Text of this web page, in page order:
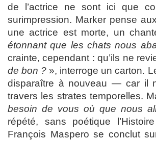
de l’actrice ne sont ici que
surimpression. Marker pense
une actrice est morte, un
étonnant que les chats nous
crainte, cependant : qu’ils ne
de bon ? », interroge un carton.
disparaître à nouveau — car il
travers les strates temporelles.
besoin de vous où que nous
répété, sans poétique
François Maspero se conclut